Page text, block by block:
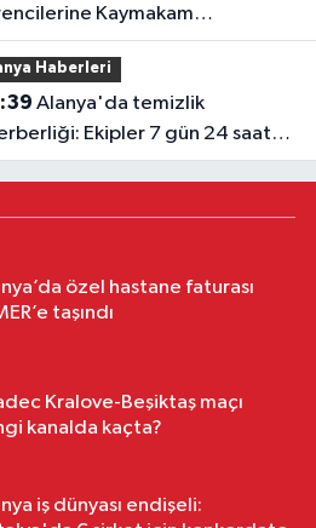
Kaymakam
tebrik
Haberleri
Ekipler 7 gün 24 saat
özel hastane faturası
taşındı
Kralove-Beşiktaş maçı
kanalda kaçta?
iş dünyası endişeli: